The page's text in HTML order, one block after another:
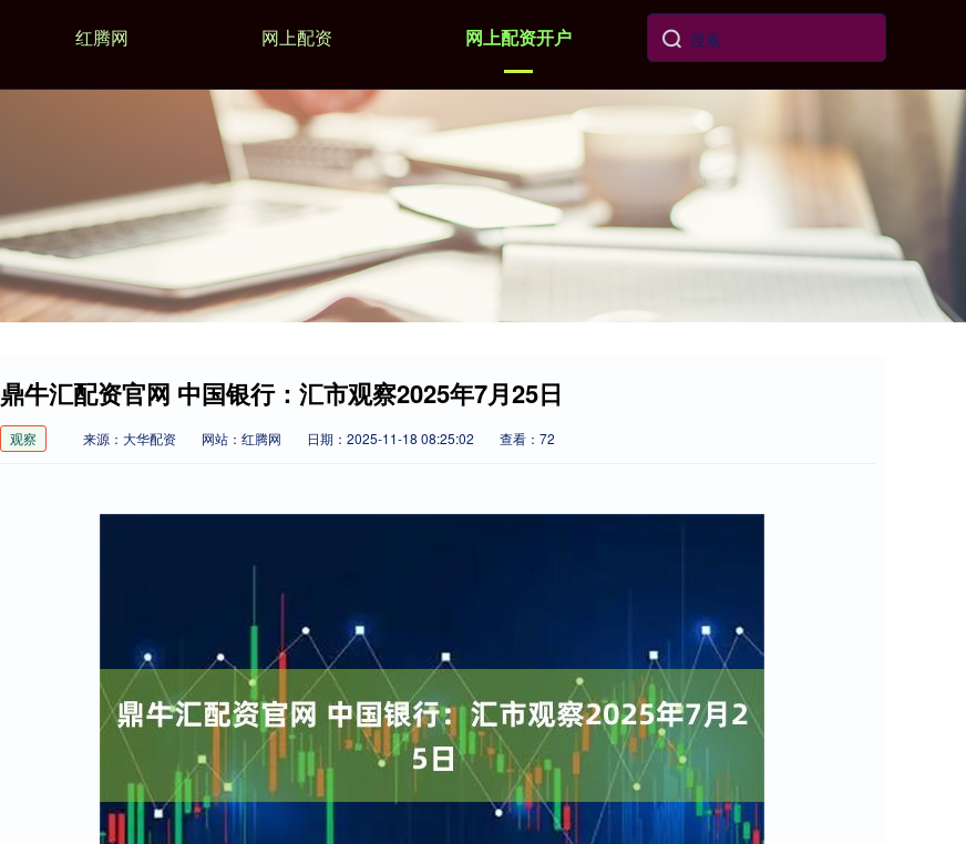
红腾网 网上配资 网上配资开户
鼎牛汇配资官网 中国银行：汇市观察2025年7月25日
观察 来源：大华配资 网站：红腾网 日期：2025-11-18 08:25:02 查看：72